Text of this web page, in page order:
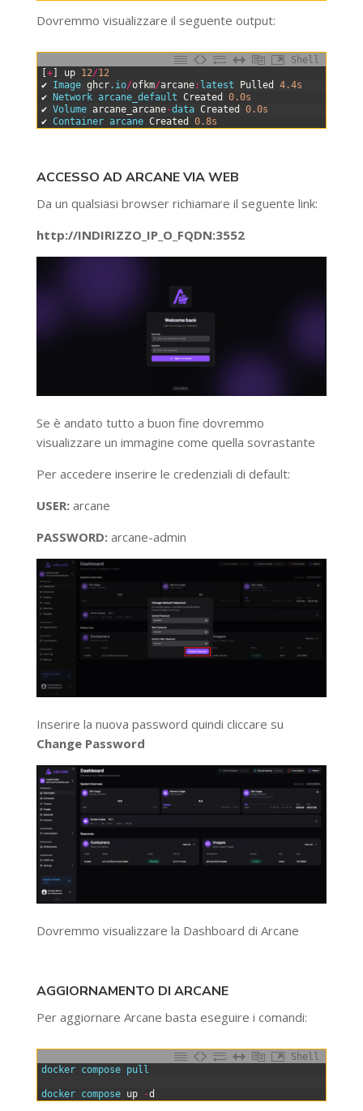
Dovremmo visualizzare il seguente output:
Shell
+] up 12/12
✔ Image ghcr.io/ofkm/arcane: latest Pulled
4.4s
✔
Network arcane_default Created
0.0s
✔ Volume arcane_arcane-data Created
0.0s
✔ Container arcane Created 0.8s
ACCESSO AD ARCANE VIA WEB
Da un qualsiasi browser richiamare il seguente link:
http://INDIRIZZO_IP_O_FQDN:3552
Se è andato tutto a buon fine dovremmo
visualizzare un immagine come quella sovrastante
Per accedere inserire le credenziali di default:
USER:arcane
PASSWORD:arcane-admin
Inserire la nuova password quindi cliccare su
Change Password
Dovremmo visualizzare la Dashboard di Arcane
AGGIORNAMENTO DI ARCANE
Per aggiornare Arcane basta eseguire i comandi:
Shell
docker compose pull
docker compose up -d